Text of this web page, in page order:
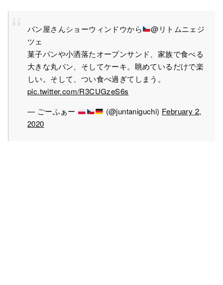
パン屋さんショーウィンドウから
@リトムニェジ
ツェ
菓子パンや小洒落たオープンサンド、家族で食べる
大きな丸パン、そしてケーキ。眺めているだけで楽
しい。そして、つい食べ過ぎてしまう。
pic.twitter.com/R3CUGzeS6s
— ごーふぁー
(@juntaniguchi) February 2,
2020